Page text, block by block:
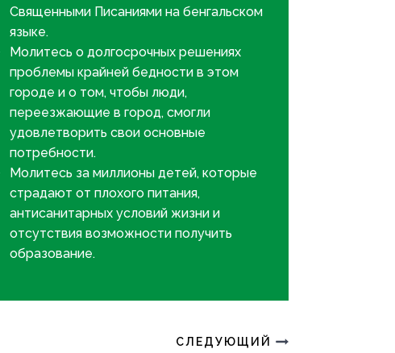
Священными Писаниями на бенгальском
языке.
Молитесь о долгосрочных решениях
проблемы крайней бедности в этом
городе и о том, чтобы люди,
переезжающие в город, смогли
удовлетворить свои основные
потребности.
Молитесь за миллионы детей, которые
страдают от плохого питания,
антисанитарных условий жизни и
отсутствия возможности получить
образование.
СЛЕДУЮЩИЙ